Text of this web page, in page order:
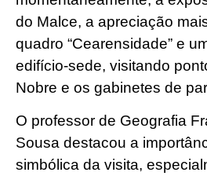
do Malce, a apreciação
quadro “Cearensidade” e
edifício-sede, visitando
Nobre e os gabinetes de
O professor de Geografia
Sousa destacou a
simbólica da visita,